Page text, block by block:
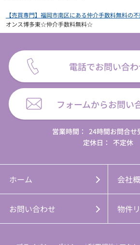
【売買専門】福岡市南区にある仲介手数料無料の
オンス博多東☆仲介手数料無料☆
電話でお問い合
フォームからお問い
営業時間： 24時間お問合
定休日：
不定休
ホーム 会社
お問い合わせ 物件